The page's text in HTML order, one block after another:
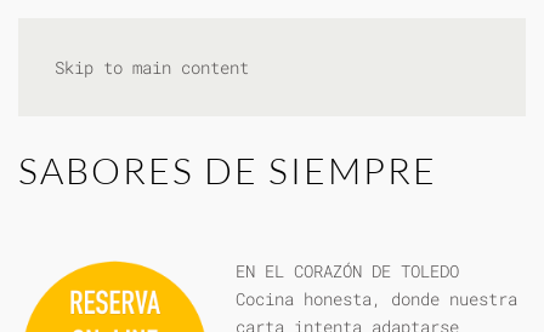
Skip to main content
SABORES DE SIEMPRE
EN EL CORAZÓN DE TOLEDO
Cocina honesta, donde nuestra
carta intenta adaptarse